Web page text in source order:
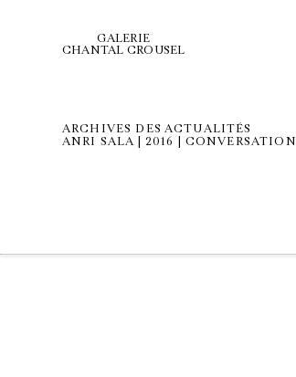
GALERIE
CHANTAL CROUSEL
ARCHIVES DES ACTUALITÉS
ANRI SALA | 2016 | CONVERSATION